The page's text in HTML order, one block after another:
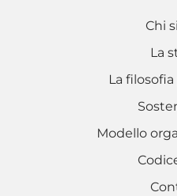
Chi
La
La
Modello